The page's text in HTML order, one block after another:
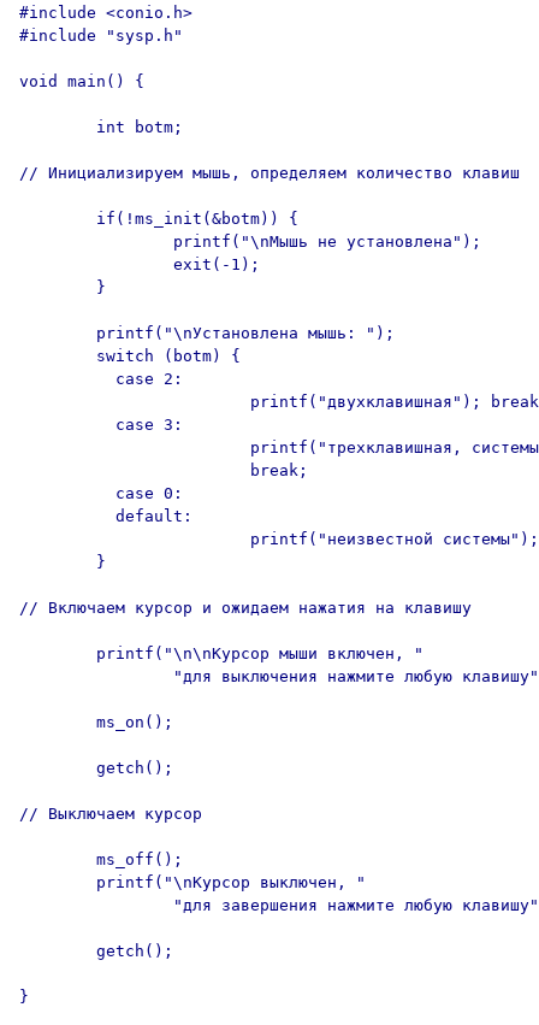
#include <conio.h>
#include "sysp.h"
void main() {
        int botm;
// Инициализируем мышь, определяем количество клавиш
        if(!ms_init(&botm)) {
                printf("\nМышь не установлена");
                exit(-1);
        }
        printf("\nУстановлена мышь: ");
        switch (botm) {
          case 2:
printf("двухклавишная");
          case 3:
printf("трехклавишная,
                        break;
          case 0:
          default:
printf("неизвестной
        }
// Включаем курсор и ожидаем нажатия на клавишу
        printf("\n\nКурсор мыши включен, "
"для выключения нажмите любую
        ms_on();
        getch();
// Выключаем курсор
        ms_off();
        printf("\nКурсор выключен, "
"для завершения нажмите любую
        getch();
}